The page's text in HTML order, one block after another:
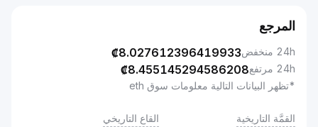
المرجع
24h منخفض ₡8.027612396419933
24h مرتفع ₡8.455145294586208
*تظهر البيانات التالية معلومات سوق eth
القمَّة التاريخية القاع التاريخي